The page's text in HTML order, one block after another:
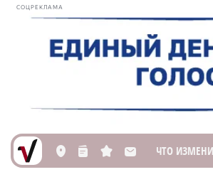
СОЦРЕКЛАМА
L n s M ЧТО